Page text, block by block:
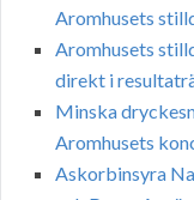
Aromhusets
Aromhusets
direkt i
Minska
Aromhusets
Askorbinsyra